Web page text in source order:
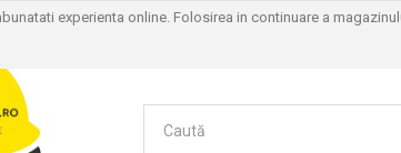
experienta online. Folosirea in continuare a